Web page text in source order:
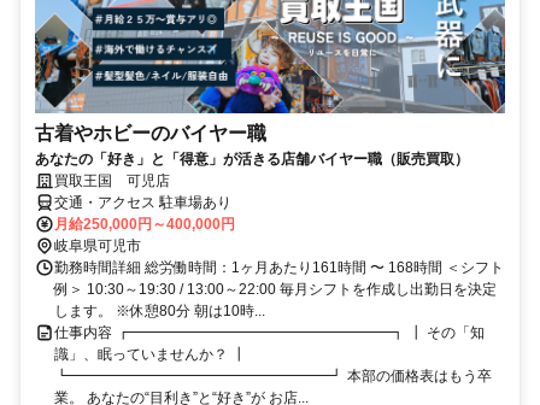
古着やホビーのバイヤー職
あなたの「好き」と「得意」が活きる店舗バイヤー職（販売買取）
買取王国 可児店
交通・アクセス 駐車場あり
月給250,000円～400,000円
岐阜県可児市
勤務時間詳細 総労働時間：1ヶ月あたり161時間 〜 168時間 ＜シフト
例＞ 10:30～19:30 / 13:00～22:00 毎月シフトを作成し出勤日を決定
します。 ※休憩80分 朝は10時...
仕事内容 ┏━━━━━━━━━━━━━━━━━━┓ ┃ その「知
識」、眠っていませんか？ ┃
┗━━━━━━━━━━━━━━━━━━┛ 本部の価格表はもう卒
業。 あなたの“目利き”と“好き”が お店...